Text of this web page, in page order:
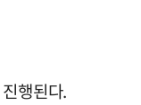
행된다.